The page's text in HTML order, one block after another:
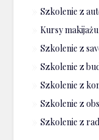
Szkolenie z
Kursy
Szkolenie z
Szkolenie z
Szkolenie z
Szkolenie z
Szkolenie z